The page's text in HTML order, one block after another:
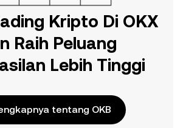
Kripto Di OKX
Raih Peluang
Lebih Tinggi
tentang OKB